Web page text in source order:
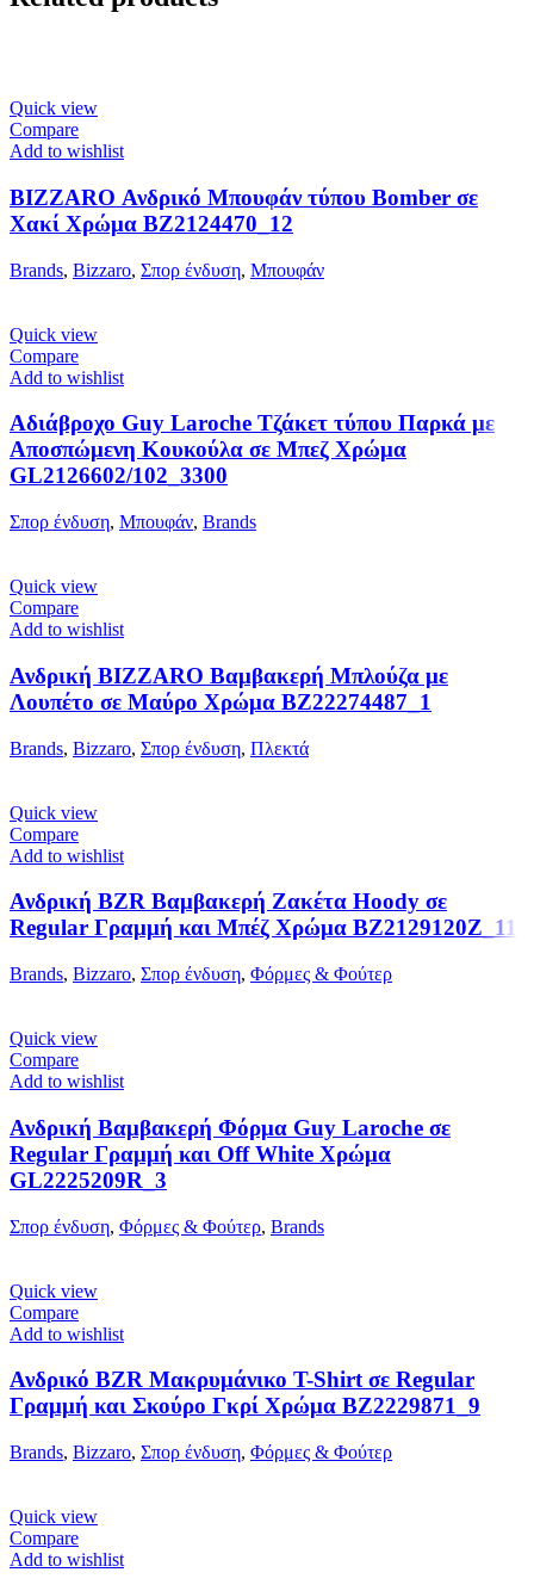
Quick view
Compare
Add to wishlist
BIZZARO Ανδρικό Μπουφάν τύπου Bomber σε
Χακί Χρώμα BZ2124470_12
Brands, Bizzaro, Σπορ ένδυση, Μπουφάν
Quick view
Compare
Add to wishlist
Αδιάβροχο Guy Laroche Τζάκετ τύπου Παρκά με
Αποσπώμενη Κουκούλα σε Μπεζ Χρώμα
GL2126602/102_3300
Σπορ ένδυση, Μπουφάν, Brands
Quick view
Compare
Add to wishlist
Ανδρική BIZZARO Βαμβακερή Μπλούζα με
Λουπέτο σε Μαύρο Χρώμα BZ22274487_1
Brands, Bizzaro, Σπορ ένδυση, Πλεκτά
Quick view
Compare
Add to wishlist
Ανδρική BZR Βαμβακερή Ζακέτα Hoody σε
Regular Γραμμή και Μπέζ Χρώμα BZ2129120Z_11
Brands, Bizzaro, Σπορ ένδυση, Φόρμες & Φούτερ
Quick view
Compare
Add to wishlist
Ανδρική Βαμβακερή Φόρμα Guy Laroche σε
Regular Γραμμή και Off White Χρώμα
GL2225209R_3
Σπορ ένδυση, Φόρμες & Φούτερ, Brands
Quick view
Compare
Add to wishlist
Ανδρικό BZR Μακρυμάνικο T-Shirt σε Regular
Γραμμή και Σκούρο Γκρί Χρώμα BZ2229871_9
Brands, Bizzaro, Σπορ ένδυση, Φόρμες & Φούτερ
Quick view
Compare
Add to wishlist